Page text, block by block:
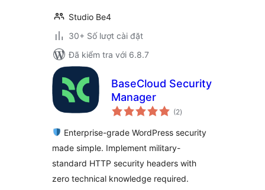
Studio Be4
30+ Số lượt cài đặt
Đã kiểm tra với 6.8.7
BaseCloud Security
Manager
(2tổng
đánh
)
Enterprise-grade WordPress security
made simple. Implement military-
standard HTTP security headers with
zero technical knowledge required.